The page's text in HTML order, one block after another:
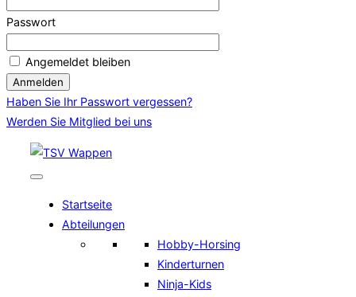
Passwort
Angemeldet bleiben
Haben Sie Ihr Passwort vergessen?
Werden Sie Mitglied bei uns
Inhalt
Startseite
Abteilungen
Hobby-Horsing
Kinderturnen
Ninja-Kids